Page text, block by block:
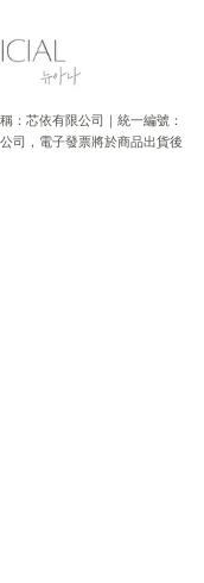
：芯依有限公司｜統一編號：
司，電子發票將於商品出貨後